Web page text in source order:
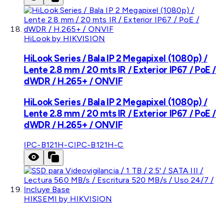
HiLook by HIKVISION
HiLook Series / Bala IP 2 Megapixel (1080p) /
Lente 2.8 mm / 20 mts IR / Exterior IP67 / PoE /
dWDR / H.265+ / ONVIF
HiLook Series / Bala IP 2 Megapixel (1080p) /
Lente 2.8 mm / 20 mts IR / Exterior IP67 / PoE /
dWDR / H.265+ / ONVIF
IPC-B121H-CIPC-B121H-C
HIKSEMI by HIKVISION